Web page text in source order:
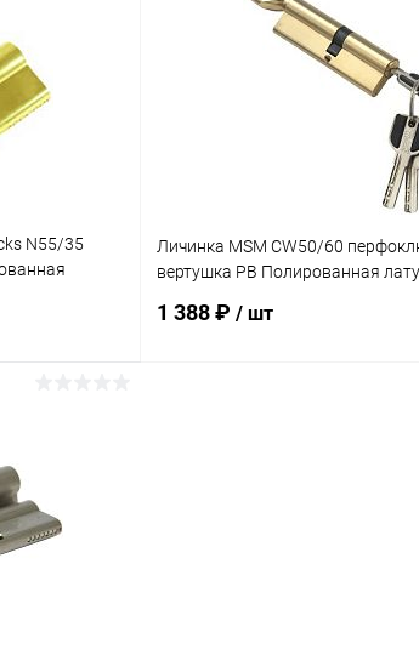
Купить в 1 клик
В
N55/35
Личинка MSM CW50/60
вертушка PB Полированная
1 388 ₽ / шт